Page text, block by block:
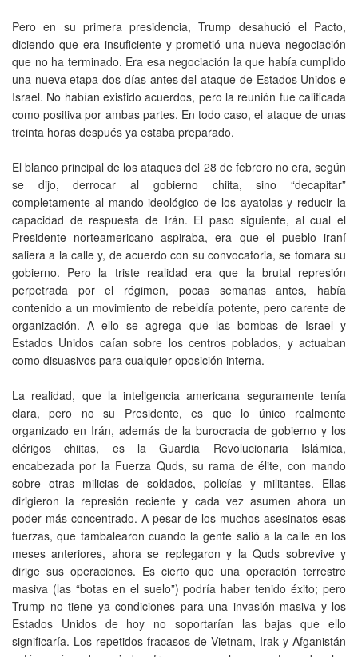
Pero en su primera presidencia, Trump desahució el Pacto,
diciendo que era insuficiente y prometió una nueva negociación
que no ha terminado. Era esa negociación la que había cumplido
una nueva etapa dos días antes del ataque de Estados Unidos e
Israel. No habían existido acuerdos, pero la reunión fue calificada
como positiva por ambas partes. En todo caso, el ataque de unas
treinta horas después ya estaba preparado.
El blanco principal de los ataques del 28 de febrero no era, según
se dijo, derrocar al gobierno chiita, sino “decapitar”
completamente al mando ideológico de los ayatolas y reducir la
capacidad de respuesta de Irán. El paso siguiente, al cual el
Presidente norteamericano aspiraba, era que el pueblo iraní
saliera a la calle y, de acuerdo con su convocatoria, se tomara su
gobierno. Pero la triste realidad era que la brutal represión
perpetrada por el régimen, pocas semanas antes, había
contenido a un movimiento de rebeldía potente, pero carente de
organización. A ello se agrega que las bombas de Israel y
Estados Unidos caían sobre los centros poblados, y actuaban
como disuasivos para cualquier oposición interna.
La realidad, que la inteligencia americana seguramente tenía
clara, pero no su Presidente, es que lo único realmente
organizado en Irán, además de la burocracia de gobierno y los
clérigos chiitas, es la Guardia Revolucionaria Islámica,
encabezada por la Fuerza Quds, su rama de élite, con mando
sobre otras milicias de soldados, policías y militantes. Ellas
dirigieron la represión reciente y cada vez asumen ahora un
poder más concentrado. A pesar de los muchos asesinatos esas
fuerzas, que tambalearon cuando la gente salió a la calle en los
meses anteriores, ahora se replegaron y la Quds sobrevive y
dirige sus operaciones. Es cierto que una operación terrestre
masiva (las “botas en el suelo”) podría haber tenido éxito; pero
Trump no tiene ya condiciones para una invasión masiva y los
Estados Unidos de hoy no soportarían las bajas que ello
significaría. Los repetidos fracasos de Vietnam, Irak y Afganistán